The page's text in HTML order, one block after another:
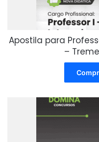
Apostila para
–